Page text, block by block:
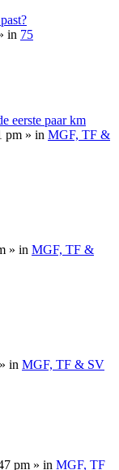
in 75
eerste paar km
pm » in MGF, TF &
» in MGF, TF &
» in MGF, TF & SV
pm » in MGF, TF